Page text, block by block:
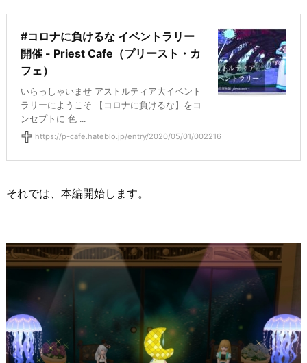
#コロナに負けるな イベントラリー
開催 - Priest Cafe（プリースト・カ
フェ）
いらっしゃいませ アストルティア大イベント
ラリーにようこそ 【コロナに負けるな】をコ
ンセプトに 色 ...
https://p-cafe.hateblo.jp/entry/2020/05/01/002216
それでは、本編開始します。